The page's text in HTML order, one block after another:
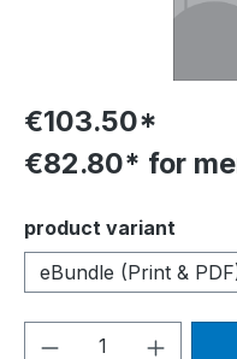
€103.50*
€82.80* for
Select
product variant
eBundle (Print &
Product